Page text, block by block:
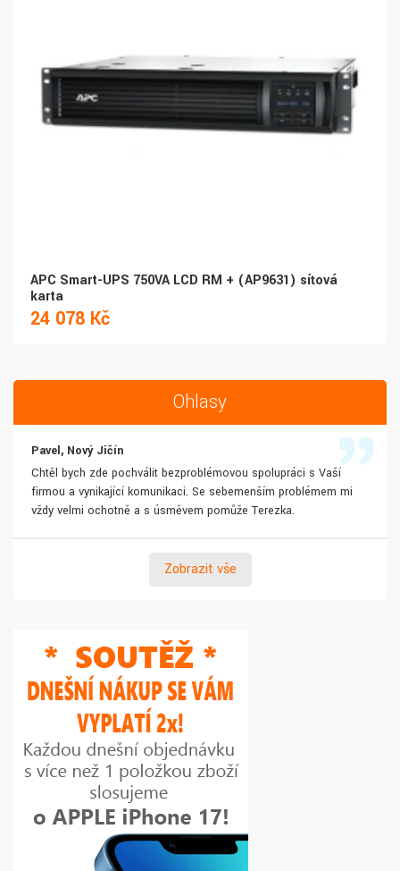
APC Smart-UPS 750VA LCD RM + (AP9631) síťová
karta
24 078 Kč
Ohlasy
Pavel, Nový Jičín
Chtěl bych zde pochválit bezproblémovou spolupráci s Vaší
firmou a vynikající komunikaci. Se sebemenším problémem mi
vždy velmi ochotně a s úsměvem pomůže Terezka.
Zobrazit vše